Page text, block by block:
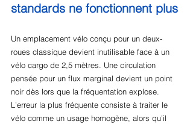
standards ne fonctionnent plus
Un emplacement vélo conçu pour un deux-
roues classique devient inutilisable face à un
vélo cargo de 2,5 mètres. Une circulation
pensée pour un flux marginal devient un point
noir dès lors que la fréquentation explose.
L’erreur la plus fréquente consiste à traiter le
vélo comme un usage homogène, alors qu’il